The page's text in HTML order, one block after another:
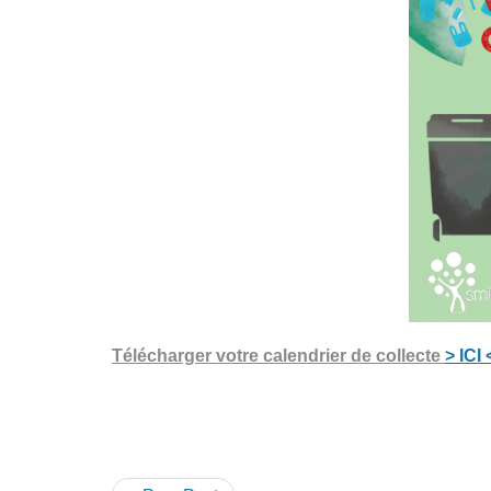
Télécharger votre calendrier de collecte > ICI